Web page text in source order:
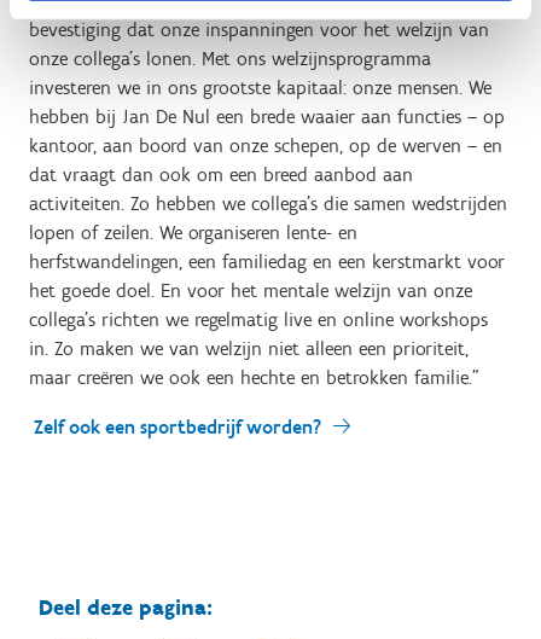
bevestiging dat onze inspanningen voor het welzijn van
onze collega’s lonen. Met ons welzijnsprogramma
investeren we in ons grootste kapitaal: onze mensen. We
hebben bij Jan De Nul een brede waaier aan functies – op
kantoor, aan boord van onze schepen, op de werven – en
dat vraagt dan ook om een breed aanbod aan
activiteiten. Zo hebben we collega’s die samen wedstrijden
lopen of zeilen. We organiseren lente- en
herfstwandelingen, een familiedag en een kerstmarkt voor
het goede doel. En voor het mentale welzijn van onze
collega’s richten we regelmatig live en online workshops
in. Zo maken we van welzijn niet alleen een prioriteit,
maar creëren we ook een hechte en betrokken familie."
Zelf ook een sportbedrijf worden?
Deel deze pagina: